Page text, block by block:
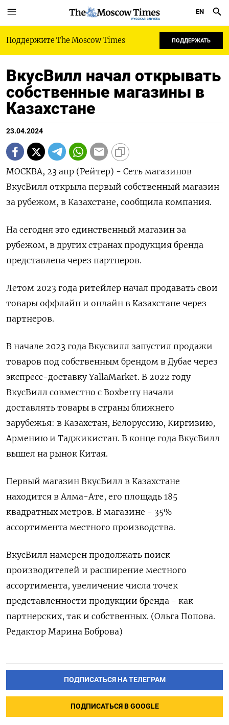
РУССКАЯ СЛУЖБА
EN
Поддержите The Moscow Times ПОДДЕРЖАТЬ
ВкусВилл начал открывать
собственные магазины в
Казахстане
23.04.2024
МОСКВА, 23 апр (Рейтер) - Сеть магазинов
ВкусВилл открыла первый собственный магазин
за рубежом, в Казахстане, сообщила компания.
На сегодня это единственный магазин за
рубежом, в других странах продукция бренда
представлена через партнеров.
Летом 2023 года ритейлер начал продавать свои
товары оффлайн и онлайн в Казахстане через
партнеров.
В начале 2023 года Вкусвилл запустил продажи
товаров под собственным брендом в Дубае через
экспресс-доставку YallaMarket. В 2022 году
ВкусВилл совместно с Boxberry начали
доставлять товары в страны ближнего
зарубежья: в Казахстан, Белоруссию, Киргизию,
Армению и Таджикистан. В конце года ВкусВилл
вышел на рынок Китая.
Первый магазин ВкусВилл в Казахстане
находится в Алма-Ате, его площадь 185
квадратных метров. В магазине - 35%
ассортимента местного производства.
ВкусВилл намерен продолжать поиск
производителей и расширение местного
ассортимента, увеличение числа точек
представленности продукции бренда - как
партнерских, так и собственных. (Ольга Попова.
Редактор Марина Боброва)
ПОДПИСАТЬСЯ НА ТЕЛЕГРАМ
ПОДПИСАТЬСЯ В GOOGLE